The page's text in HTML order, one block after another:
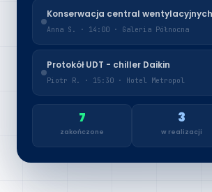
Konserwacja central wentylacyjnych
Anna S. · 14:00 · Galeria Północna
Protokół UDT - chiller Daikin
Piotr R. · 15:30 · Hotel Metropol
7
zakończone
3
w realizacji